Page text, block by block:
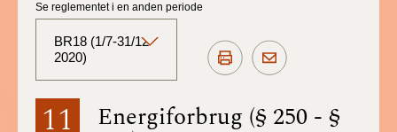
11 Energiforbrug (§ 250 - §
Se reglementet i en anden periode
BR18 (1/7-31/12
2020)
BR18 (Aktuelt)